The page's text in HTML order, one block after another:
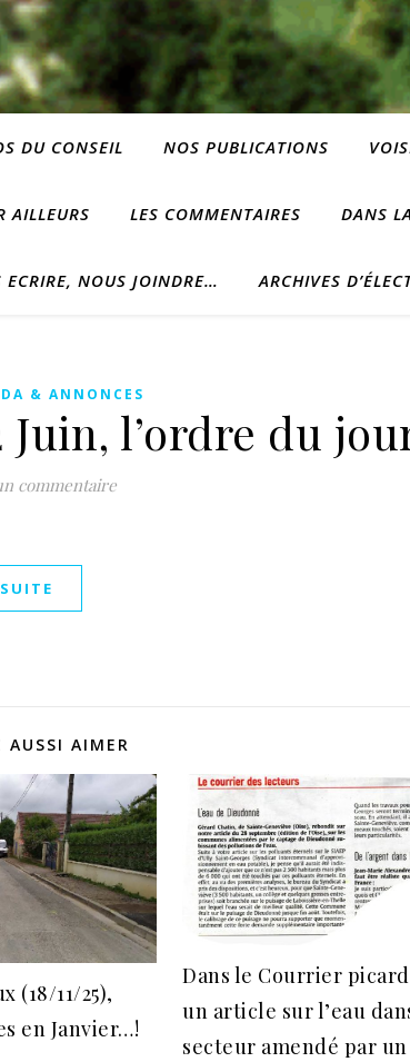
DU CONSEIL NOS PUBLICATIONS
AILLEURS LES COMMENTAIRES DANS
ECRIRE, NOUS JOINDRE… ARCHIVES
& ANNONCES
l’ordre du
commentaire
AUSSI AIMER
(18/11/25),
en Janvier…!
Dans le Courrier
un article sur l’eau
secteur amendé par